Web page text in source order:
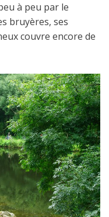
à peu par le
bruyères, ses
couvre encore de